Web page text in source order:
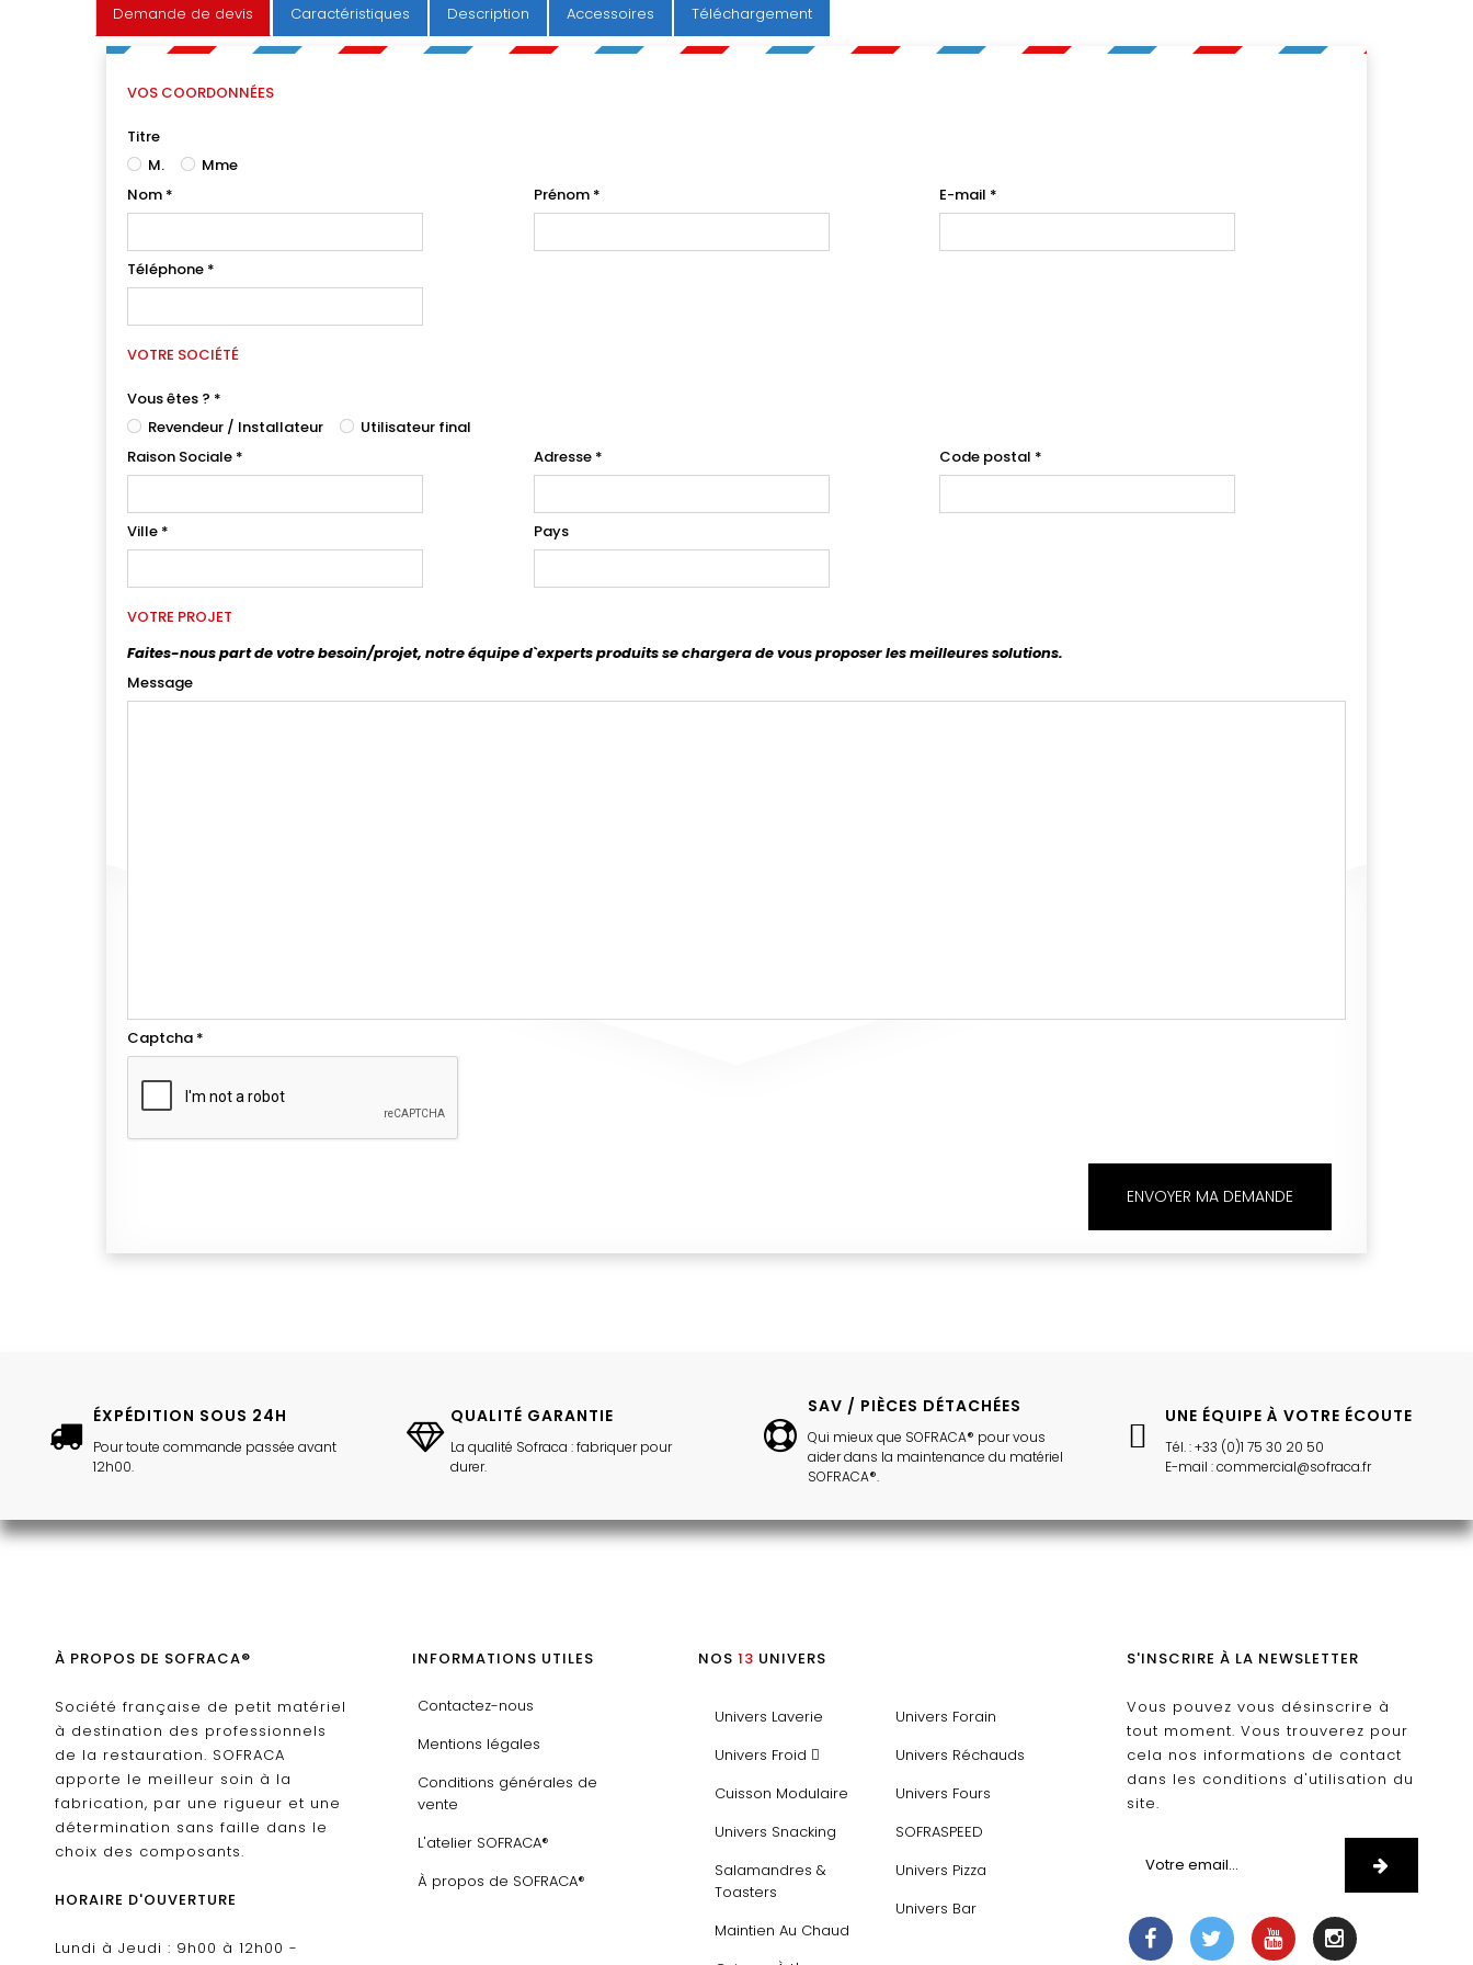
Demande de devis Caractéristiques Description Accessoires Téléchargement
VOS COORDONNÉES
Titre
M.
Mme
Nom * Prénom * E-mail *
Téléphone *
VOTRE SOCIÉTÉ
Vous êtes ? *
Revendeur / Installateur
Utilisateur final
Raison Sociale * Adresse * Code postal *
Ville * Pays
VOTRE PROJET
Faites-nous part de votre besoin/projet, notre équipe d`experts produits se chargera de vous proposer les meilleures solutions.
Message
Captcha *
ENVOYER MA DEMANDE
ÉXPÉDITION SOUS 24H
Pour toute commande passée avant
12h00.
QUALITÉ GARANTIE
La qualité Sofraca : fabriquer pour
durer.
SAV / PIÈCES DÉTACHÉES
Qui mieux que SOFRACA® pour vous
aider dans la maintenance du matériel
SOFRACA®.
UNE ÉQUIPE À VOTRE ÉCOUTE
Tél. : +33 (0)1 75 30 20 50
E-mail : commercial@sofraca.fr
À PROPOS DE SOFRACA®
Société française de petit matériel
à destination des professionnels
de la restauration. SOFRACA
apporte le meilleur soin à la
fabrication, par une rigueur et une
détermination sans faille dans le
choix des composants.
HORAIRE D'OUVERTURE
Lundi à Jeudi : 9h00 à 12h00 -
INFORMATIONS UTILES
Contactez-nous
Mentions légales
Conditions générales de
vente
L'atelier SOFRACA®
À propos de SOFRACA®
NOS 13 UNIVERS
Univers Laverie
Univers Froid
Cuisson Modulaire
Univers Snacking
Salamandres &
Toasters
Maintien Au Chaud
Univers Forain
Univers Réchauds
Univers Fours
SOFRASPEED
Univers Pizza
Univers Bar
S'INSCRIRE À LA NEWSLETTER
Vous pouvez vous désinscrire à
tout moment. Vous trouverez pour
cela nos informations de contact
dans les conditions d'utilisation du
site.